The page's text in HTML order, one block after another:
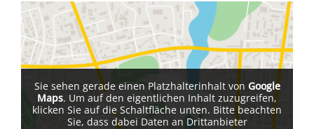
Sie sehen gerade einen Platzhalterinhalt von Google
Maps. Um auf den eigentlichen Inhalt zuzugreifen,
klicken Sie auf die Schaltfläche unten. Bitte beachten
Sie, dass dabei Daten an Drittanbieter